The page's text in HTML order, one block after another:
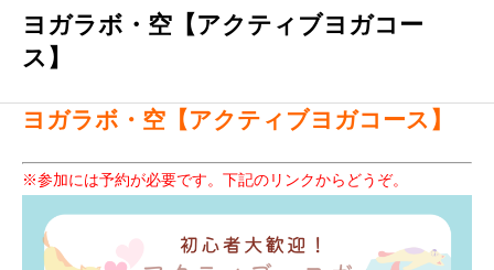
ヨガラボ・空【アクティブヨガコー
ス】
ヨガラボ・空【アクティブヨガコース】
※参加には予約が必要です。下記のリンクからどうぞ。